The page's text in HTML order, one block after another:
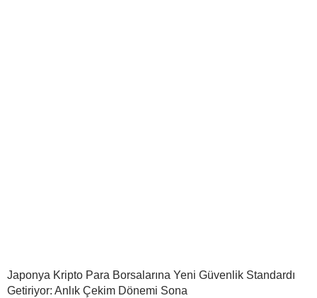
Japonya Kripto Para Borsalarına Yeni Güvenlik Standardı
Getiriyor: Anlık Çekim Dönemi Sona